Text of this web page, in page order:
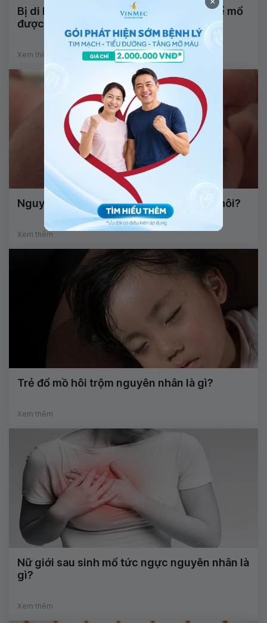
Bị di lệch xương sau bó lá cố định có thể mổ
được không?
Xem thêm
Nguyên nhân da đầu trẻ sơ sinh có mùi hôi?
Xem thêm
Trẻ đổ mồ hôi trộm nguyên nhân là gì?
Xem thêm
Nữ giới sau sinh mổ tức ngực nguyên nhân là
gì?
Xem thêm